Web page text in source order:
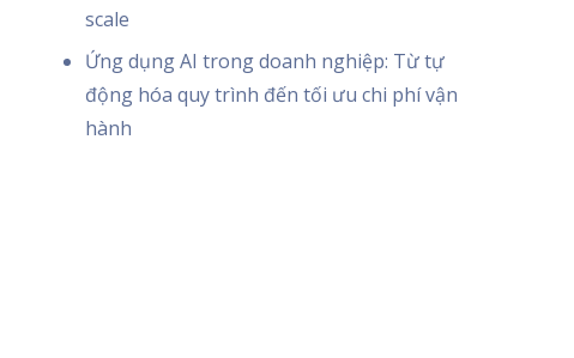
scale
Ứng dụng AI trong doanh nghiệp: Từ tự
động hóa quy trình đến tối ưu chi phí vận
hành